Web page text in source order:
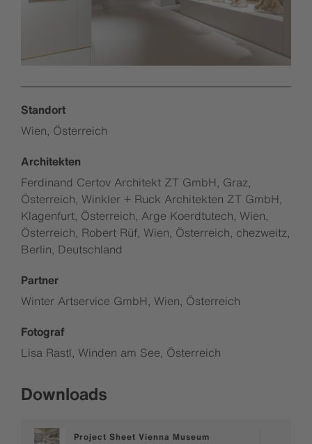
Standort
Wien, Österreich
Architekten
Ferdinand Certov Architekt ZT GmbH, Graz,
Österreich, Winkler + Ruck Architekten ZT GmbH,
Klagenfurt, Österreich, Arge Koerdtutech, Wien,
Österreich, Robert Rüf, Wien, Österreich, chezweitz,
Berlin, Deutschland
Partner
Winter Artservice GmbH, Wien, Österreich
Fotograf
Lisa Rastl, Winden am See, Österreich
Downloads
Project Sheet Vienna Museum